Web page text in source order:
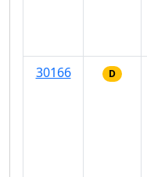
30166
D